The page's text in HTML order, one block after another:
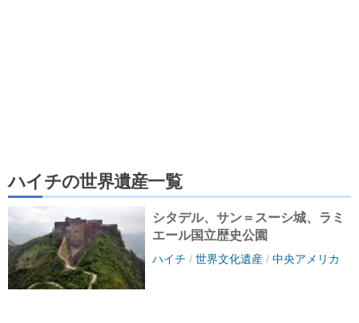
ハイチの世界遺産一覧
シタデル、サン＝スーシ城、ラミ
エール国立歴史公園
ハイチ / 世界文化遺産/ 中央アメリカ